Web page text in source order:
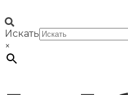
Искать
×